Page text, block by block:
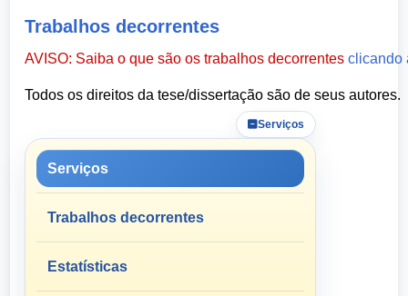
Trabalhos decorrentes
AVISO: Saiba o que são os trabalhos decorrentesclicando
Todos os direitos da tese/dissertação são de seus autores.
Serviços
Serviços
Trabalhos decorrentes
Estatísticas